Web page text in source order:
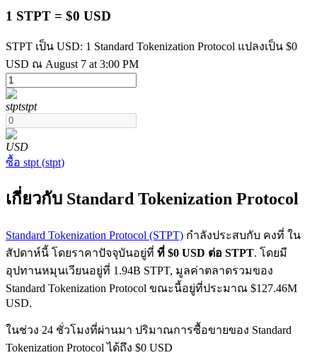
ฟิวเจอร์ส USDT
ฟิวเจอร์ส COIN-M
ฟิวเจอร์สสกุลเงินดิจิทัล
TradFi
อนุพันธ์ของหุ้น ฟอเร็กซ์ โลหะมีค่า และสินค้าโภคภัณฑ์
1 STPT = $0 USD
STPT เป็น USD: 1 Standard Tokenization Protocol แปลงเป็น $0
USD ณ August 7 at 3:00 PM
stptstpt
USD
ซื้อ stpt (stpt)
เกี่ยวกับ Standard Tokenization Protocol
Standard Tokenization Protocol (STPT) กำลังประสบกับ คงที่ ใน
สัปดาห์นี้ โดยราคาปัจจุบันอยู่ที่ ที่ $0 USD ต่อ STPT. โดยมี
อุปทานหมุนเวียนอยู่ที่ 1.94B STPT, มูลค่าตลาดรวมของ
Standard Tokenization Protocol ขณะนี้อยู่ที่ประมาณ $127.46M
USD.
ในช่วง 24 ชั่วโมงที่ผ่านมา ปริมาณการซื้อขายของ Standard
Tokenization Protocol ได้ถึง $0 USD